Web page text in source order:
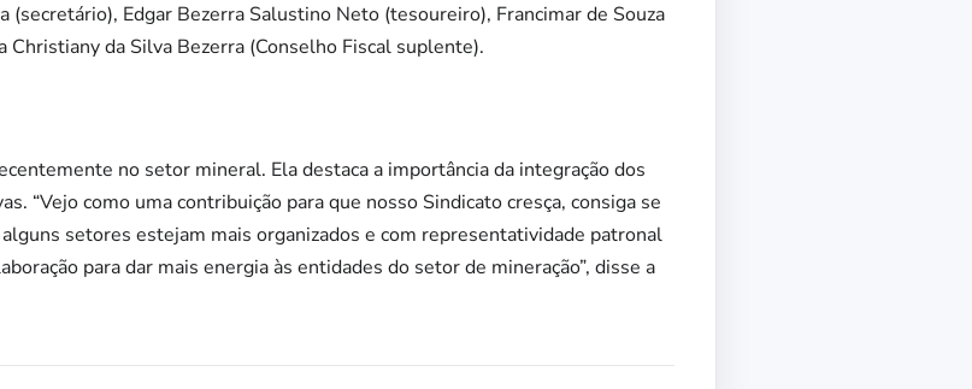
(secretário), Edgar Bezerra Salustino Neto (tesoureiro), Francimar de Souza
da Silva Bezerra (Conselho Fiscal suplente).
no setor mineral. Ela destaca a importância da integração dos
“Vejo como uma contribuição para que nosso Sindicato cresça, consiga se
setores estejam mais organizados e com representatividade patronal
para dar mais energia às entidades do setor de mineração”, disse a